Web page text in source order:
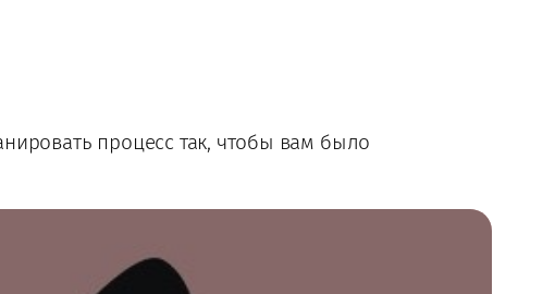
процесс так, чтобы вам было